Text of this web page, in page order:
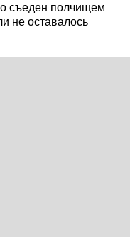
съеден полчищем
не оставалось